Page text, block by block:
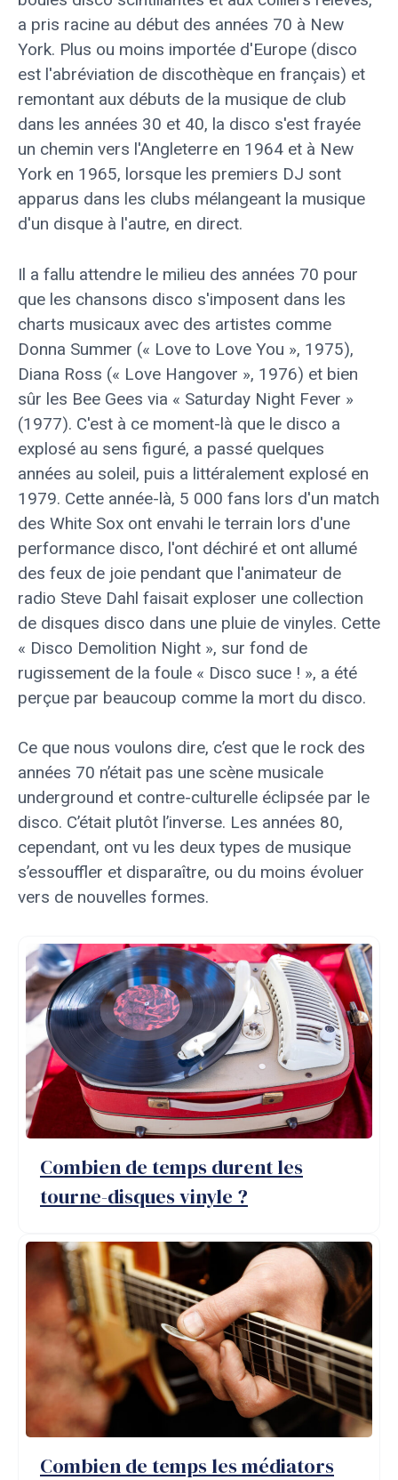
a pris racine au début des années 70 à New
York. Plus ou moins importée d'Europe (disco
est l'abréviation de discothèque en français) et
remontant aux débuts de la musique de club
dans les années 30 et 40, la disco s'est frayée
un chemin vers l'Angleterre en 1964 et à New
York en 1965, lorsque les premiers DJ sont
apparus dans les clubs mélangeant la musique
d'un disque à l'autre, en direct.
Il a fallu attendre le milieu des années 70 pour
que les chansons disco s'imposent dans les
charts musicaux avec des artistes comme
Donna Summer (« Love to Love You », 1975),
Diana Ross (« Love Hangover », 1976) et bien
sûr les Bee Gees via « Saturday Night Fever »
(1977). C'est à ce moment-là que le disco a
explosé au sens figuré, a passé quelques
années au soleil, puis a littéralement explosé en
1979. Cette année-là, 5 000 fans lors d'un match
des White Sox ont envahi le terrain lors d'une
performance disco, l'ont déchiré et ont allumé
des feux de joie pendant que l'animateur de
radio Steve Dahl faisait exploser une collection
de disques disco dans une pluie de vinyles. Cette
« Disco Demolition Night », sur fond de
rugissement de la foule « Disco suce ! », a été
perçue par beaucoup comme la mort du disco.
Ce que nous voulons dire, c’est que le rock des
années 70 n’était pas une scène musicale
underground et contre-culturelle éclipsée par le
disco. C’était plutôt l’inverse. Les années 80,
cependant, ont vu les deux types de musique
s’essouffler et disparaître, ou du moins évoluer
vers de nouvelles formes.
Combien de temps durent les
tourne-disques vinyle ?
Combien de temps les médiators